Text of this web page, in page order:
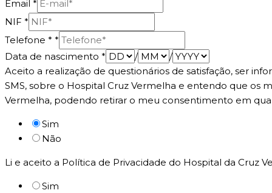
Email *
NIF *
Telefone * *
Data de nascimento * /
/
Aceito a realização de questionários de satisfação, ser
SMS, sobre o Hospital Cruz Vermelha e entendo que os
Vermelha, podendo retirar o meu consentimento em
Sim
Não
Li e aceito a Política de Privacidade do Hospital da Cruz
Sim